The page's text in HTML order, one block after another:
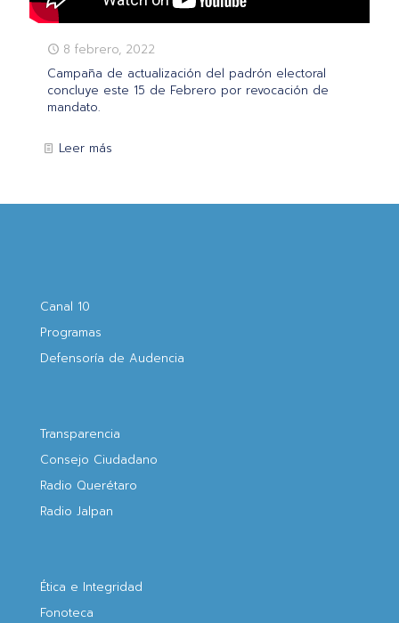
8 febrero, 2022
Campaña de actualización del padrón electoral
concluye este 15 de Febrero por revocación de
mandato.
Leer más
Canal 10
Programas
Defensoría de Audencia
Transparencia
Consejo Ciudadano
Radio Querétaro
Radio Jalpan
Ética e Integridad
Fonoteca